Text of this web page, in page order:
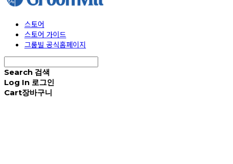
스토어
스토어 가이드
그룸빌 공식홈페이지
Search 검색
Log In 로그인
Cart장바구니